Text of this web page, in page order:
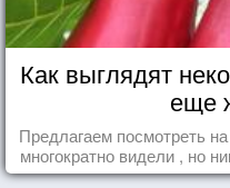
Как выглядят
еще
Предлагаем посмотреть
многократно видели , но